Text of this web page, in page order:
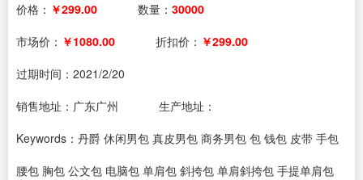
价格： ￥299.00 数量： 30000
市场价： ￥1080.00 折扣价： ￥299.00
过期时间： 2021/2/20
销售地址：广东广州
生产地址：
Keywords：丹爵 休闲男包 真皮男包 商务男包 包 钱包 皮带 手包
腰包 胸包 公文包 电脑包 单肩包 斜挎包 单肩斜挎包 手提单肩包